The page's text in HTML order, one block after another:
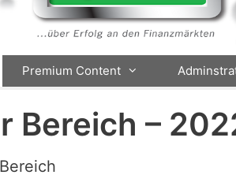
Premium Content
Bereich –